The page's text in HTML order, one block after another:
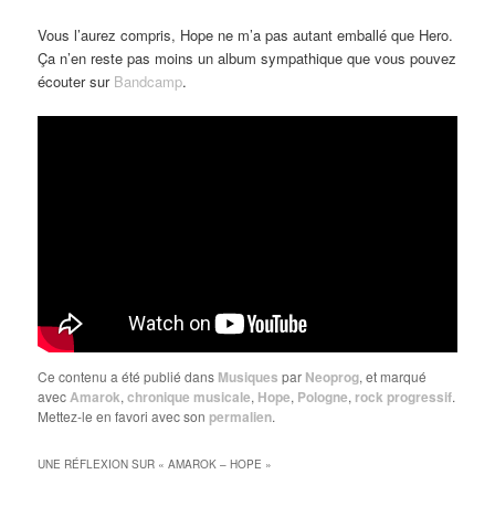
Vous l’aurez compris, Hope ne m’a pas autant emballé que Hero.
Ça n’en reste pas moins un album sympathique que vous pouvez
écouter sur Bandcamp.
Ce contenu a été publié dans Musiques par Neoprog, et marqué
avecAmarok,chronique musicale, Hope, Pologne, rock progressif.
Mettez-le en favori avec son permalien.
UNE RÉFLEXION SUR «AMAROK – HOPE »